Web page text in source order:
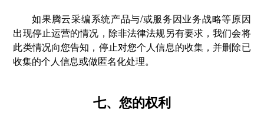
如果腾云采编系统产品与/或服务因业务战略等原因
出现停止运营的情况，除非法律法规另有要求，我们会将
此类情况向您告知，停止对您个人信息的收集，并删除已
收集的个人信息或做匿名化处理。
七、您的权利